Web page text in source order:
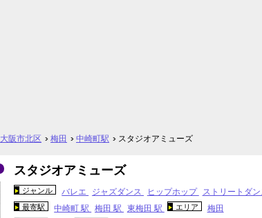
大阪市北区 梅田 中崎町駅 スタジオアミューズ
スタジオアミューズ
ジャンル バレエ ジャズダンス ヒップホップ ストリートダン
最寄駅 中崎町 駅 梅田 駅 東梅田 駅 エリア 梅田